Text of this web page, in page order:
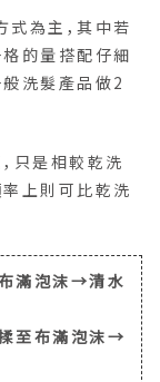
為主，其中若
的量搭配仔細
洗髮產品做2
只是相較乾洗
上則可比乾洗
滿泡沫→清水
至布滿泡沫→